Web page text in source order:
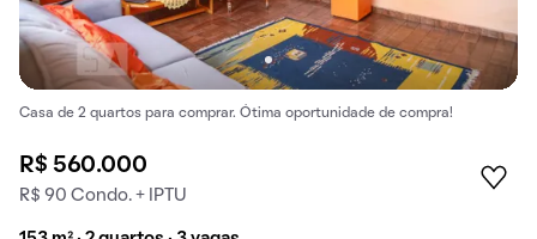
Casa de 2 quartos para comprar. Ótima oportunidade de compra!
R$ 560.000
R$ 90 Condo. + IPTU